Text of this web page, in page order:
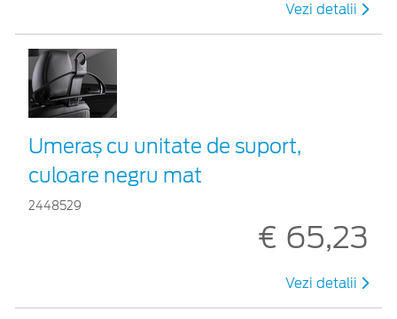
Vezi detalii
Umeraș cu unitate de suport,
culoare negru mat
2448529
€ 65,23
Vezi detalii